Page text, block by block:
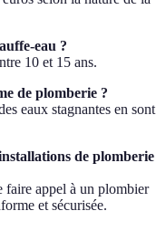
eau ?
10 et 15 ans.
de plomberie ?
eaux stagnantes en sont
de plomberie
faire appel à un plombier
et sécurisée.